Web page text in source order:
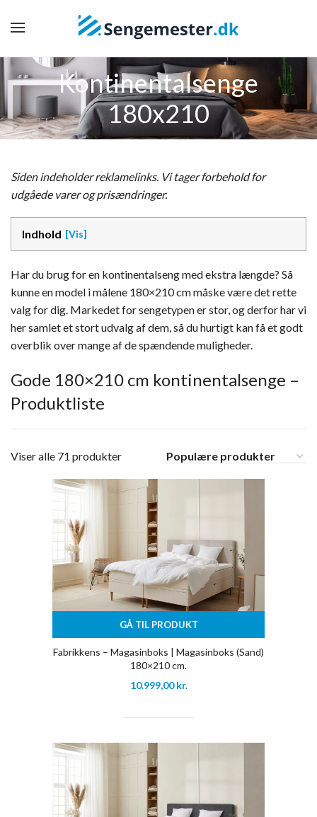
Kontinentalsenge
180x210
Siden indeholder reklamelinks. Vi tager forbehold for
udgåede varer og prisændringer.
Indhold
Har du brug for en kontinentalseng med ekstra længde? Så
kunne en model i målene 180×210 cm måske være det rette
valg for dig. Markedet for sengetypen er stor, og derfor har vi
her samlet et stort udvalg af dem, så du hurtigt kan få et godt
overblik over mange af de spændende muligheder.
Gode 180×210 cm kontinentalsenge –
Produktliste
Viser alle 71 produkter
GÅ TIL PRODUKT
Fabrikkens – Magasinboks | Magasinboks (Sand)
180×210 cm.
10.999,00kr.